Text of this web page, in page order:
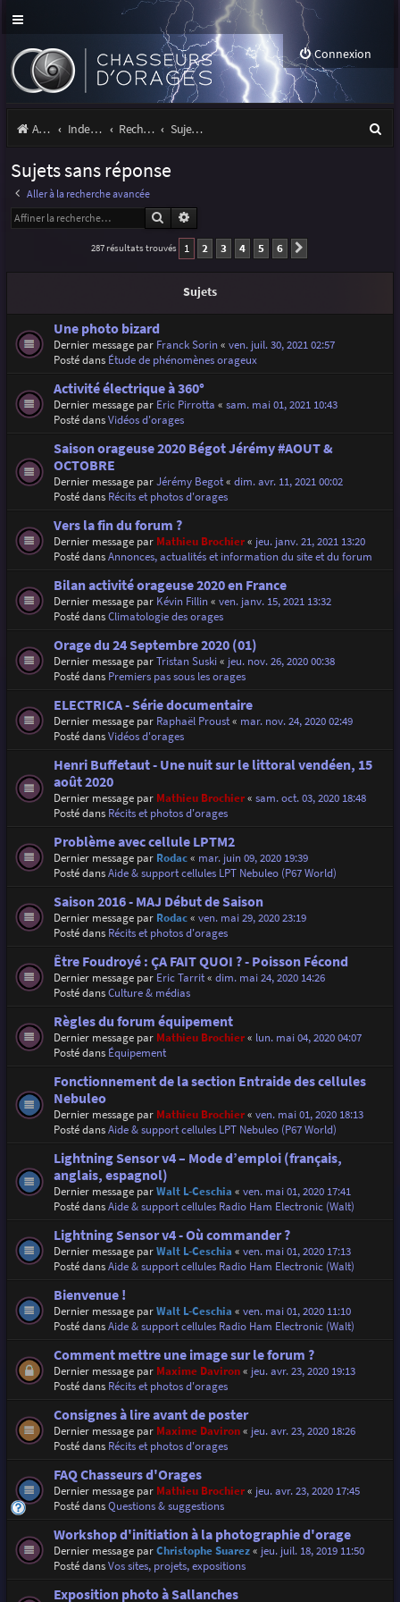
Connexion
Accueil Index du forum Rechercher Sujets sans réponse
h
Sujets sans réponse
Aller à la recherche avancée
Rechercher
287 résultats trouvés 1 2 3 4 5 6
Sujets
Une photo bizard
Dernier message par Franck Sorin« ven. juil. 30, 2021 02:57
Posté dans Étude de phénomènes orageux
Activité électrique à 360°
Dernier message par Eric Pirrotta « sam. mai 01, 2021 10:43
Posté dansVidéos d'orages
Saison orageuse 2020 Bégot Jérémy #AOUT &
OCTOBRE
Dernier message parJérémy Begot« dim. avr. 11, 2021 00:02
Posté dans Récits et photos d'orages
Vers la fin du forum ?
Dernier message par Mathieu Brochier« jeu. janv. 21, 2021 13:20
Posté dansAnnonces, actualités et information du site et du forum
Bilan activité orageuse 2020 en France
Dernier message par Kévin Fillin« ven. janv. 15, 2021 13:32
Posté dansClimatologie des orages
Orage du 24 Septembre 2020 (01)
Dernier message parTristan Suski« jeu. nov. 26, 2020 00:38
Posté dans Premiers pas sous les orages
ELECTRICA - Série documentaire
Dernier message par Raphaël Proust« mar. nov. 24, 2020 02:49
Posté dansVidéos d'orages
Henri Buffetaut - Une nuit sur le littoral vendéen, 15
août 2020
Dernier message par Mathieu Brochier« sam. oct. 03, 2020 18:48
Posté dans Récits et photos d'orages
Problème avec cellule LPTM2
Dernier message par Rodac« mar. juin 09, 2020 19:39
Posté dansAide & support cellules LPT Nebuleo (P67 World)
Saison 2016 - MAJ Début de Saison
Dernier message par Rodac« ven. mai 29, 2020 23:19
Posté dans Récits et photos d'orages
Être Foudroyé : ÇA FAIT QUOI ? - Poisson Fécond
Dernier message par Eric Tarrit« dim. mai 24, 2020 14:26
Posté dansCulture & médias
Règles du forum équipement
Dernier message par Mathieu Brochier« lun. mai 04, 2020 04:07
Posté dans Équipement
Fonctionnement de la section Entraide des cellules
Nebuleo
Dernier message par Mathieu Brochier« ven. mai 01, 2020 18:13
Posté dansAide & support cellules LPT Nebuleo (P67 World)
Lightning Sensor v4 – Mode d’emploi (français,
anglais, espagnol)
Dernier message parWalt L-Ceschia « ven. mai 01, 2020 17:41
Posté dansAide & support cellules Radio Ham Electronic (Walt)
Lightning Sensor v4 - Où commander ?
Dernier message parWalt L-Ceschia « ven. mai 01, 2020 17:13
Posté dansAide & support cellules Radio Ham Electronic (Walt)
Bienvenue !
Dernier message parWalt L-Ceschia « ven. mai 01, 2020 11:10
Posté dansAide & support cellules Radio Ham Electronic (Walt)
Comment mettre une image sur le forum ?
Dernier message par Maxime Daviron« jeu. avr. 23, 2020 19:13
Posté dans Récits et photos d'orages
Consignes à lire avant de poster
Dernier message par Maxime Daviron« jeu. avr. 23, 2020 18:26
Posté dans Récits et photos d'orages
FAQ Chasseurs d'Orages
Dernier message par Mathieu Brochier« jeu. avr. 23, 2020 17:45
Posté dansQuestions & suggestions
Workshop d'initiation à la photographie d'orage
Dernier message parChristophe Suarez« jeu. juil. 18, 2019 11:50
Posté dansVos sites, projets, expositions
Exposition photo à Sallanches